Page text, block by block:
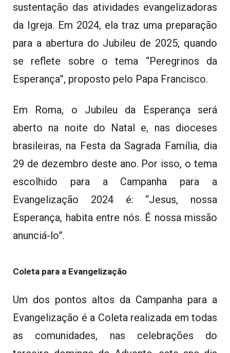
sustentação das atividades evangelizadoras
da Igreja. Em 2024, ela traz uma preparação
para a abertura do Jubileu de 2025, quando
se reflete sobre o tema “Peregrinos da
Esperança”, proposto pelo Papa Francisco.
Em Roma, o Jubileu da Esperança será
aberto na noite do Natal e, nas dioceses
brasileiras, na Festa da Sagrada Família, dia
29 de dezembro deste ano. Por isso, o tema
escolhido para a Campanha para a
Evangelização 2024 é: “Jesus, nossa
Esperança, habita entre nós. É nossa missão
anunciá-lo”.
Coleta para a Evangelização
Um dos pontos altos da Campanha para a
Evangelização é a Coleta realizada em todas
as comunidades, nas celebrações do